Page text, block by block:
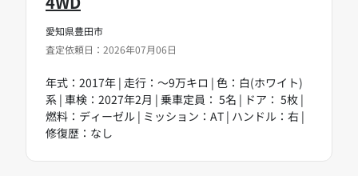
愛知県豊田市
査定依頼日：2026年07月06日
年式：2017年 | 走行：～9万キロ | 色：白(ホワイト)
系 | 車検：2027年2月 | 乗車定員： 5名 | ドア： 5枚 |
燃料：ディーゼル | ミッション：AT | ハンドル：右 |
修復歴：なし